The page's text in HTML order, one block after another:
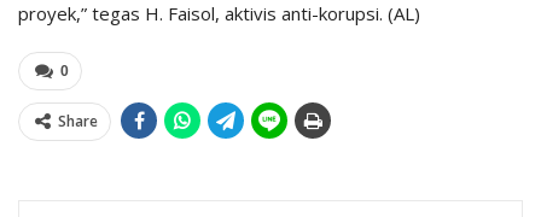
proyek,” tegas H. Faisol, aktivis anti-korupsi. (AL)
0
Share